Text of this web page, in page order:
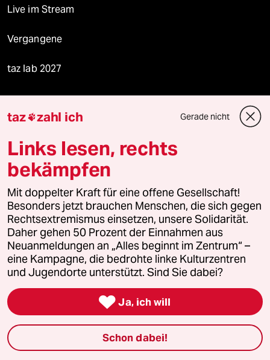
Live im Stream
Vergangene
taz lab 2027
Mehr taz Lesestoff
taz Blogs
taz FUTURZWEI
Le Monde diplomatique
taz Archiv
Mehr taz Angebote
Reisen
taz zahl ich Gerade nicht
Links lesen, rechts
bekämpfen
Mit doppelter Kraft für eine offene Gesellschaft!
Besonders jetzt brauchen Menschen, die sich gegen
Rechtsextremismus einsetzen, unsere Solidarität.
Daher gehen 50 Prozent der Einnahmen aus
Neuanmeldungen an „Alles beginnt im Zentrum“ –
eine Kampagne, die bedrohte linke Kulturzentren
und Jugendorte unterstützt. Sind Sie dabei?
 Ja, ich will
Schon dabei!